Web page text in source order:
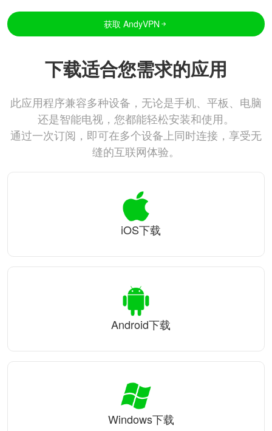
获取 AndyVPN
下载适合您需求的应用
此应用程序兼容多种设备，无论是手机、平板、电脑
还是智能电视，您都能轻松安装和使用。
通过一次订阅，即可在多个设备上同时连接，享受无
缝的互联网体验。
iOS下载
Android下载
Windows下载